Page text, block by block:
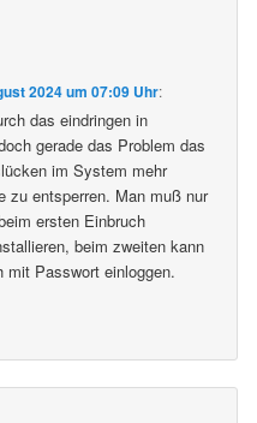
2024 um 07:09 Uhr:
das eindringen in
gerade das Problem das
im System mehr
zu entsperren. Man muß nur
ersten Einbruch
beim zweiten kann
mit Passwort einloggen.